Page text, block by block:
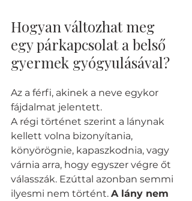
Hogyan változhat meg
egy párkapcsolat a belső
gyermek gyógyulásával?
Az a férfi, akinek a neve egykor
fájdalmat jelentett.
A régi történet szerint a lánynak
kellett volna bizonyítania,
könyörögnie, kapaszkodnia, vagy
várnia arra, hogy egyszer végre őt
válasszák. Ezúttal azonban semmi
ilyesmi nem történt. A lány nem